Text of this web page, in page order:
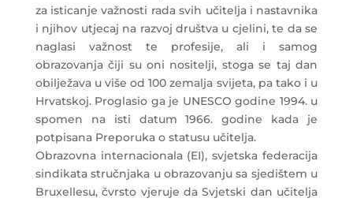
za isticanje važnosti rada svih učitelja i nastavnika
i njihov utjecaj na razvoj društva u cjelini, te da se
naglasi važnost te profesije, ali i samog
obrazovanja čiji su oni nositelji, stoga se taj dan
obilježava u više od 100 zemalja svijeta, pa tako i u
Hrvatskoj. Proglasio ga je UNESCO godine 1994. u
spomen na isti datum 1966. godine kada je
potpisana Preporuka o statusu učitelja.
Obrazovna internacionala (EI), svjetska federacija
sindikata stručnjaka u obrazovanju sa sjedištem u
Bruxellesu, čvrsto vjeruje da Svjetski dan učitelja